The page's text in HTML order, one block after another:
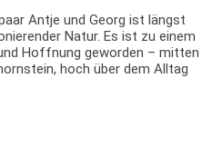
Antje und Georg ist längst
Natur. Es ist zu einem
Hoffnung geworden – mitten
hoch über dem Alltag